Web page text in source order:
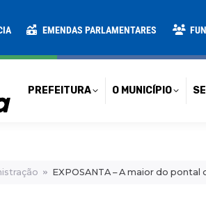
EMENDAS PARLAMENTARES
PREFEITURA O MUNICÍPIO
EXPOSANTA – A maior do